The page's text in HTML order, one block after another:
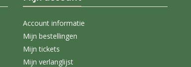
Account informatie
Mijn bestellingen
Mijn tickets
Mijn verlanglijst